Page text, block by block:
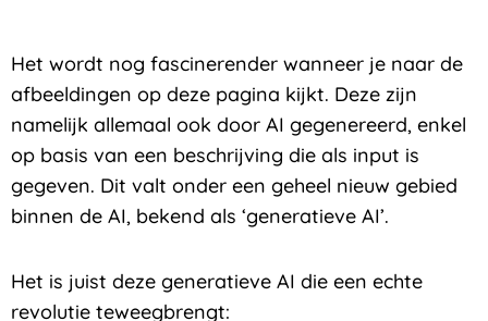
Het wordt nog fascinerender wanneer je naar de
afbeeldingen op deze pagina kijkt. Deze zijn
namelijk allemaal ook door AI gegenereerd, enkel
op basis van een beschrijving die als input is
gegeven. Dit valt onder een geheel nieuw gebied
binnen de AI, bekend als ‘generatieve AI’.
Het is juist deze generatieve AI die een echte
revolutie teweegbrengt: